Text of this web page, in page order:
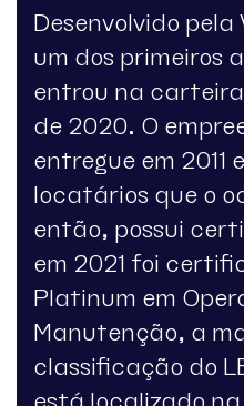
Desenvolvido
um dos primeiros
entrou na
de 2020. O
entregue em 2011
locatários que o
então, possui
em 2021 foi
Platinum em
Manutenção, a
classificação do
está localizado